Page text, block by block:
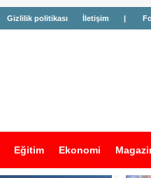
Gizlilik politikası İletişim |
Eğitim Ekonomi